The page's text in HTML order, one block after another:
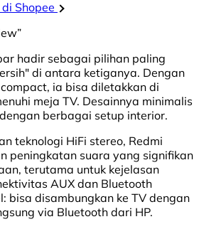
Shopee
hadir sebagai pilihan paling
di antara ketiganya. Dengan
ia bisa diletakkan di
meja TV. Desainnya minimalis
berbagai setup interior.
teknologi HiFi stereo, Redmi
peningkatan suara yang signifikan
terutama untuk kejelasan
AUX dan Bluetooth
bisa disambungkan ke TV dengan
via Bluetooth dari HP.